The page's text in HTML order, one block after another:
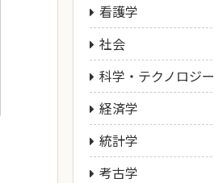
看護学
社会
科学・テクノロジー
経済学
統計学
考古学